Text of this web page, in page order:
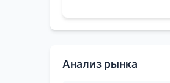
Анализ рынка